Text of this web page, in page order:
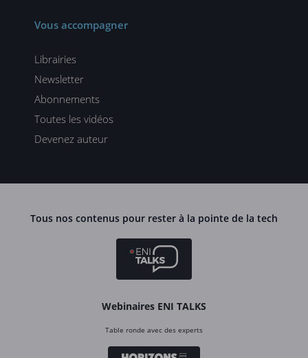
Vous accompagner
Librairies
Newsletter
Abonnements
Toutes les vidéos
Devenez auteur
Tous nos contenus pour rester à la pointe de la tech
Webinaires ENI TALKS
Table ronde avec des experts